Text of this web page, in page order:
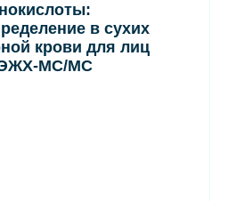
в сухих
крови для лиц
МС/МС